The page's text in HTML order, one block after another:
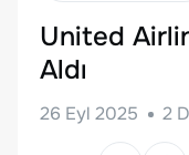
United
Aldı
26 Eyl 2025 2